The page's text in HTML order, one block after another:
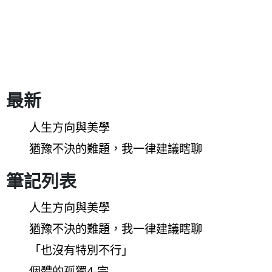
最新
人生方向與美學
猶豫不決的難題，我一律建議瞎聊
筆記列表
人生方向與美學
猶豫不決的難題，我一律建議瞎聊
「也沒有特別不行」